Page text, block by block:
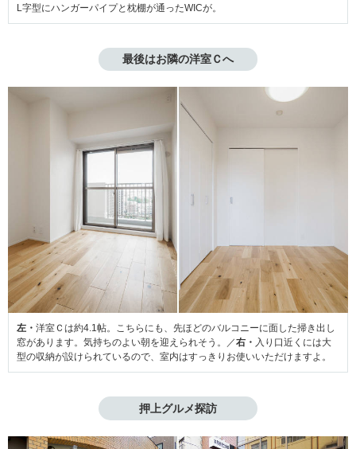
L字型にハンガーパイプと枕棚が通ったWICが。
最後はお隣の洋室Ｃへ
左・ 洋室Ｃは約4.1帖。こちらにも、先ほどのバルコニーに面した掃き出し
窓があります。気持ちのよい朝を迎えられそう。／右・ 入り口近くには大
型の収納が設けられているので、室内はすっきりお使いいただけますよ。
押上グルメ探訪